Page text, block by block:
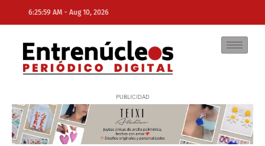
6:25:59 AM - Aug 10, 2026
NE